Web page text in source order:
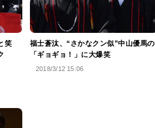
笑
福士蒼汰、“さかなクン似”中山優馬の
「ギョギョ！」に大爆笑
2018/3/12 15:06